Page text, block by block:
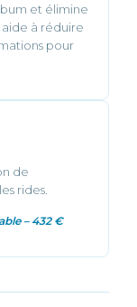
et élimine
aide à réduire
pour
de
rides.
– 432 €